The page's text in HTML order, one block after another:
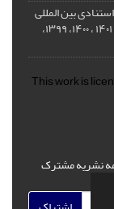
بین المللی
اسکوپوس ( SCOPUS) و کسب رتبه الف در سالهای ، ۱۴۰۱ ، ۱۴۰۰، ۱۳۹۹،
This work is
نشریه مشترک